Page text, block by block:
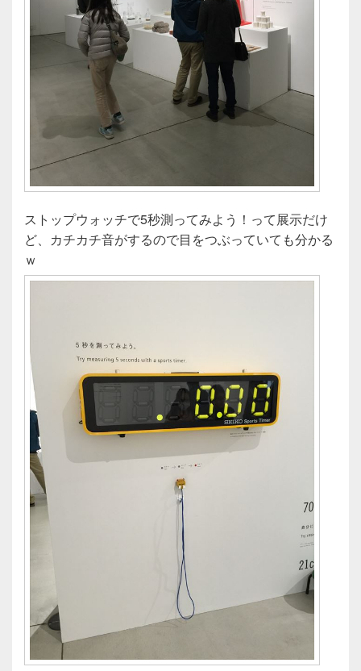
ストップウォッチで5秒測ってみよう！って展示だけ
ど、カチカチ音がするので目をつぶっていても分かる
ｗ